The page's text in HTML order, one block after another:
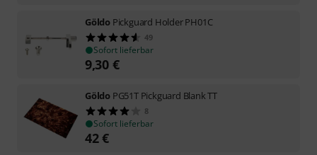
Göldo Pickguard Holder PH01C
49
Sofort lieferbar
9,30 €
Göldo PG51T Pickguard Blank TT
8
Sofort lieferbar
42€